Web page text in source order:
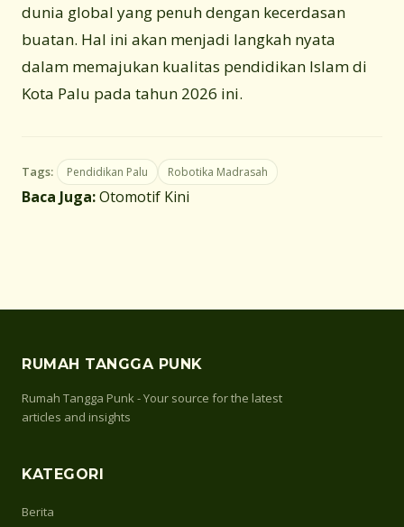
dunia global yang penuh dengan kecerdasan
buatan. Hal ini akan menjadi langkah nyata
dalam memajukan kualitas pendidikan Islam di
Kota Palu pada tahun 2026 ini.
Tags: Pendidikan Palu Robotika Madrasah
Baca Juga:Otomotif Kini
RUMAH TANGGA PUNK
Rumah Tangga Punk - Your source for the latest
articles and insights
KATEGORI
Berita